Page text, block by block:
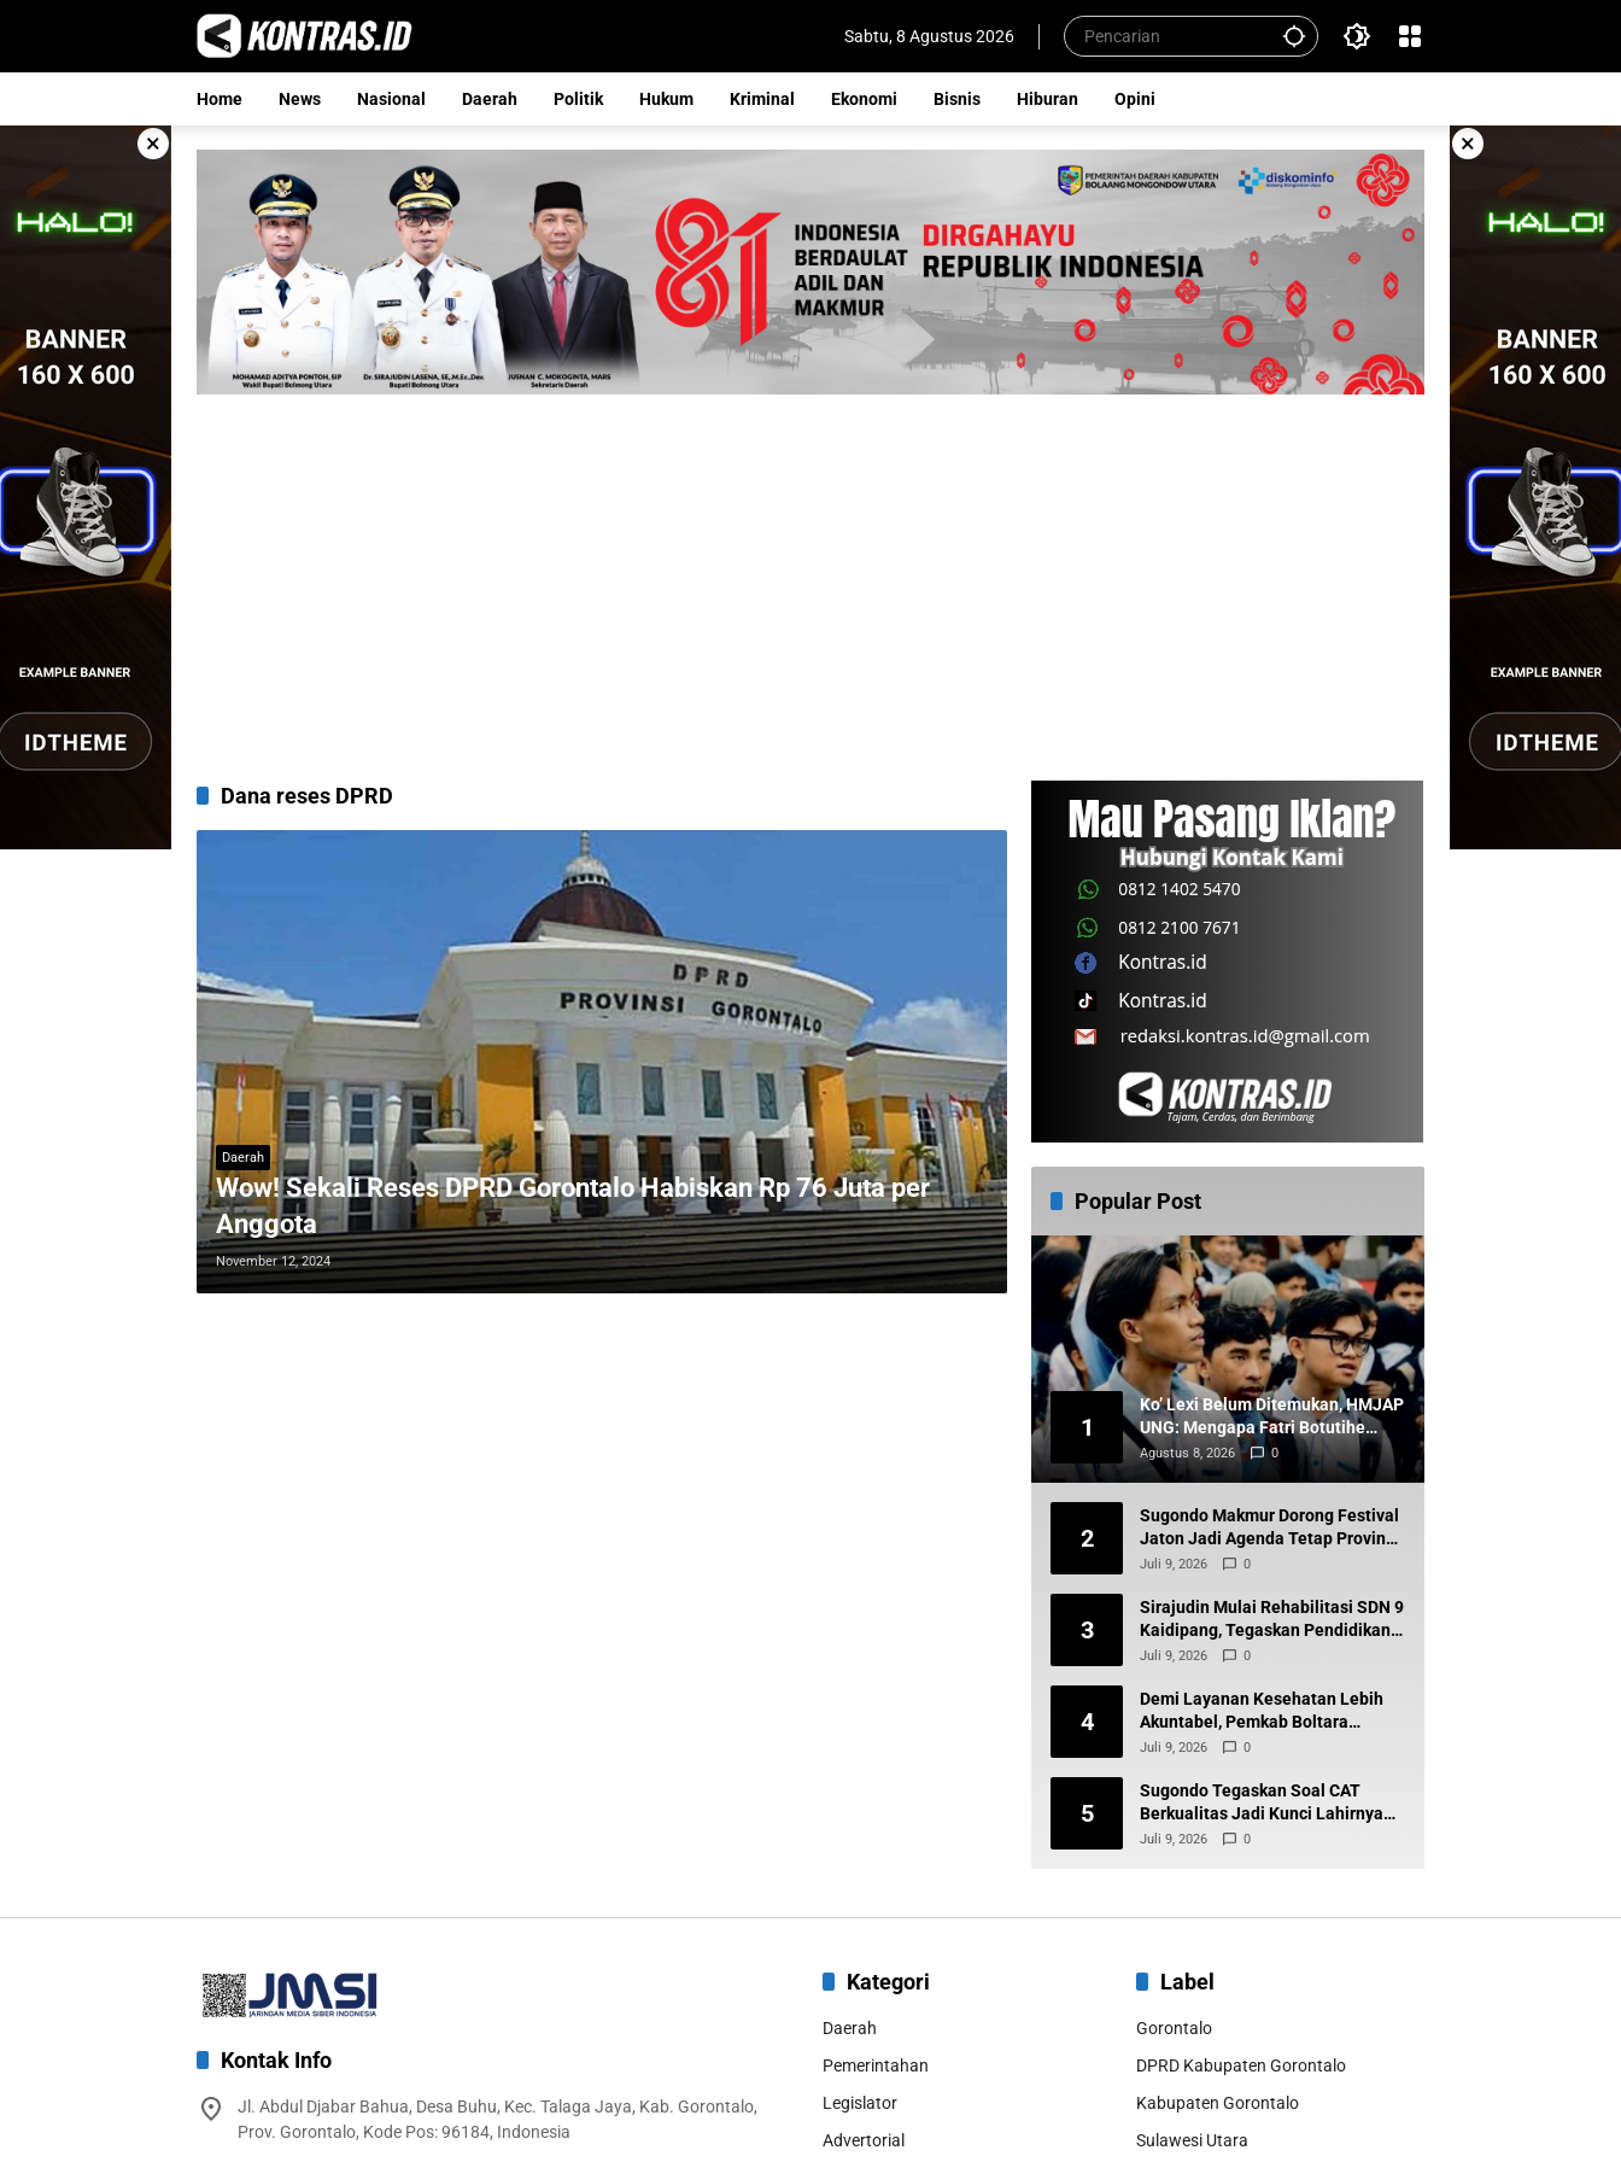
Sabtu, 8 Agustus 2026
Home News Nasional Daerah Politik Hukum Kriminal Ekonomi Bisnis Hiburan Opini
× ×
Dana reses DPRD
Daerah
Wow! Sekali Reses DPRD Gorontalo Habiskan Rp 76 Juta per
Anggota
November 12, 2024
Popular Post
1
Ko’ Lexi Belum Ditemukan, HMJAP
UNG: Mengapa Fatri Botutihe
Belum Dipanggil?
Agustus 8, 2026 0
2
Sugondo Makmur Dorong Festival
Jaton Jadi Agenda Tetap Provinsi,
Kiai Mojo Kembali Disuarakan
Juli 9, 2026 0
3
Sirajudin Mulai Rehabilitasi SDN 9
Kaidipang, Tegaskan Pendidikan
Tetap Prioritas Daerah
Juli 9, 2026 0
4
Demi Layanan Kesehatan Lebih
Akuntabel, Pemkab Boltara
Percepat Digitalisasi Keuangan
Juli 9, 2026 0
5
Sugondo Tegaskan Soal CAT
Berkualitas Jadi Kunci Lahirnya
ASN Profesional dan Berintegritas
Juli 9, 2026 0
Kontak Info
Jl. Abdul Djabar Bahua, Desa Buhu, Kec. Talaga Jaya, Kab. Gorontalo,
Prov. Gorontalo, Kode Pos: 96184, Indonesia
Kategori
Daerah
Pemerintahan
Legislator
Advertorial
Label
Gorontalo
DPRD Kabupaten Gorontalo
Kabupaten Gorontalo
Sulawesi Utara